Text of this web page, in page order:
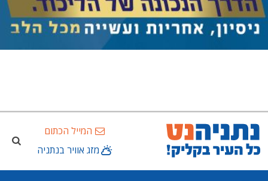
המייל הכתום
מזג אוויר בנתניה